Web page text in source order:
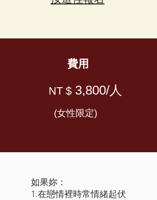
費用
NT $ 3,800/人
(女性限定)
如果妳：
1.在戀情裡時常情緒起伏